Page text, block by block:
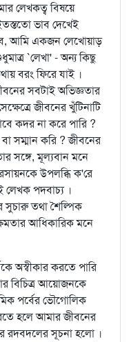
লেখকত্ব বিষয়ে
ভাব দেখেই
আমি একজন লেখোয়াড়
`লেখা' - অন্য কিছু
বরং ফিরে যাই ।
সবটাই অভিজ্ঞতার
জীবনের খুঁটিনাটি
কদর না করে পারি ?
সম্মান করি ? জীবনের
সঙ্গে, মূল্যবান মনে
উপলব্ধি ক'রে
লেখক পদবাচ্য ।
সুচারু তথা শৈল্পিক
আধিকারিক মনে
অস্বীকার করতে পারি
বিচিত্র আয়োজনকে
পর্বের ভৌগোলিক
হলে আমার জীবনের
রদবদলের সূচনা হলো ।